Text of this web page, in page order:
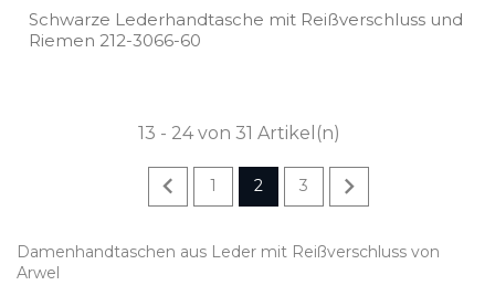
Schwarze Lederhandtasche mit Reißverschluss und
Riemen 212­-3066­-60
13 - 24 von 31 Artikel(n)
 1 2 3 
Damenhandtaschen aus Leder mit Reißverschluss von
Arwel